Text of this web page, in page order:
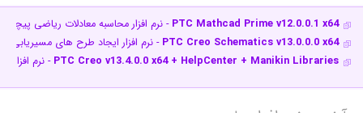
PTC Mathcad Prime v12.0.0.1 x64 - نرم افزار محاسبه معادلات ریاضی
PTC Creo Schematics v13.0.0.0 x64 - نرم افزار ایجاد طرح های
PTC Creo v13.4.0.0 x64 + HelpCenter + Manikin Libraries - نرم